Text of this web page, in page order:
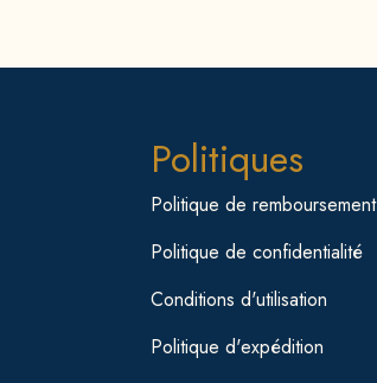
Politiques
Politique de remboursement
Politique de confidentialité
Conditions d'utilisation
Politique d'expédition